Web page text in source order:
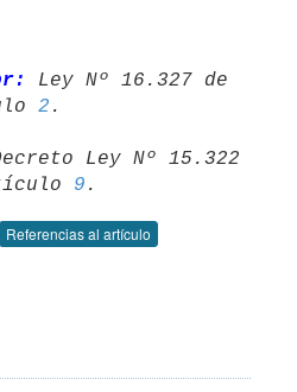
Ley Nº 16.327 de
2
Ley Nº 15.322
9
Referencias al artículo